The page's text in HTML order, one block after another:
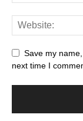
Save my
next time I